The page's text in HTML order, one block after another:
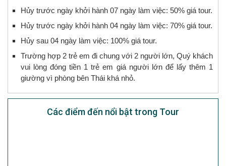
Hủy trước ngày khởi hành 07 ngày làm việc: 50% giá tour.
Hủy trước ngày khởi hành 04 ngày làm việc: 70% giá tour.
Hủy sau 04 ngày làm việc: 100% giá tour.
Trường hợp 2 trẻ em đi chung với 2 người lớn, Quý khách
vui lòng đóng tiền 1 trẻ em giá người lớn để lấy thêm 1
giường vì phòng bên Thái khá nhỏ.
Các điểm đến nổi bật trong Tour